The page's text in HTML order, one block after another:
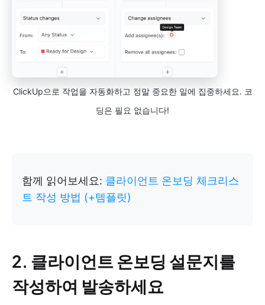
ClickUp으로 작업을 자동화하고 정말 중요한 일에 집중하세요. 코
딩은 필요 없습니다!
함께 읽어보세요: 클라이언트 온보딩 체크리스
트 작성 방법 (+템플릿)
2. 클라이언트 온보딩 설문지를
작성하여 발송하세요